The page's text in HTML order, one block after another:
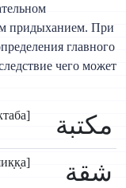
придыханием. При
главного
чего может
مكتبة
شقة